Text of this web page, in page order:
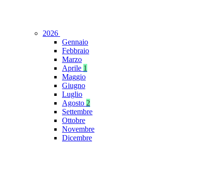
2026
Gennaio
Febbraio
Marzo
Aprile 1
Maggio
Giugno
Luglio
Agosto 2
Settembre
Ottobre
Novembre
Dicembre